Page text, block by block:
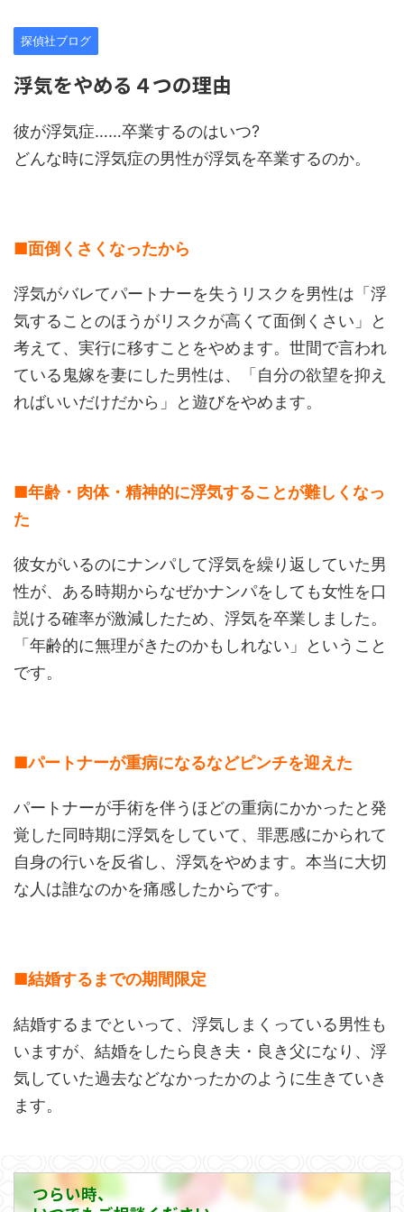
探偵社ブログ
浮気をやめる４つの理由
彼が浮気症……卒業するのはいつ?
どんな時に浮気症の男性が浮気を卒業するのか。
■面倒くさくなったから
浮気がバレてパートナーを失うリスクを男性は「浮
気することのほうがリスクが高くて面倒くさい」と
考えて、実行に移すことをやめます。世間で言われ
ている鬼嫁を妻にした男性は、「自分の欲望を抑え
ればいいだけだから」と遊びをやめます。
■年齢・肉体・精神的に浮気することが難しくなっ
た
彼女がいるのにナンパして浮気を繰り返していた男
性が、ある時期からなぜかナンパをしても女性を口
説ける確率が激減したため、浮気を卒業しました。
「年齢的に無理がきたのかもしれない」ということ
です。
■パートナーが重病になるなどピンチを迎えた
パートナーが手術を伴うほどの重病にかかったと発
覚した同時期に浮気をしていて、罪悪感にかられて
自身の行いを反省し、浮気をやめます。本当に大切
な人は誰なのかを痛感したからです。
■結婚するまでの期間限定
結婚するまでといって、浮気しまくっている男性も
いますが、結婚をしたら良き夫・良き父になり、浮
気していた過去などなかったかのように生きていき
ます。
つらい時、